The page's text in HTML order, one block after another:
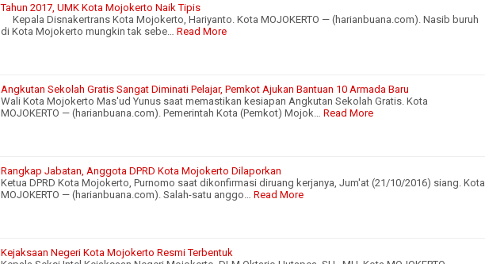
Tahun 2017, UMK Kota Mojokerto Naik Tipis
Kepala Disnakertrans Kota Mojokerto, Hariyanto. Kota MOJOKERTO — (harianbuana.com). Nasib buruh
di Kota Mojokerto mungkin tak sebe… Read More
Angkutan Sekolah Gratis Sangat Diminati Pelajar, Pemkot Ajukan Bantuan 10 Armada Baru
Wali Kota Mojokerto Mas'ud Yunus saat memastikan kesiapan Angkutan Sekolah Gratis. Kota
MOJOKERTO — (harianbuana.com). Pemerintah Kota (Pemkot) Mojok… Read More
Rangkap Jabatan, Anggota DPRD Kota Mojokerto Dilaporkan
Ketua DPRD Kota Mojokerto, Purnomo saat dikonfirmasi diruang kerjanya, Jum'at (21/10/2016) siang. Kota
MOJOKERTO — (harianbuana.com). Salah-satu anggo… Read More
Kejaksaan Negeri Kota Mojokerto Resmi Terbentuk